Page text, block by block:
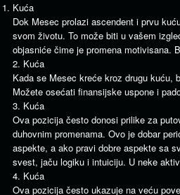
Kuća
Dok Mesec prolazi ascendent i prvu
svom životu. To može biti u vašem
objasniće čime je promena motivisana.
2. Kuća
Kada se Mesec kreće kroz drugu kuću,
Možete osećati finansijske uspone i
3. Kuća
Ova pozicija često donosi prilike za
duhovnim promenama. Ovo je dobar
aspekte, a ako pravi dobre aspekte sa
svest, jaču logiku i intuiciju. U neke
4. Kuća
Ova pozicija često ukazuje na veću